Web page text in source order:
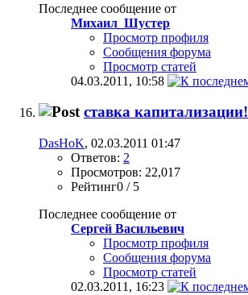
Последнее сообщение от
Михаил_Шустер
Просмотр профиля
Сообщения форума
Просмотр статей
04.03.2011, 10:58
ставка капитализации!
DasHoK, 02.03.2011 01:47
Ответов: 2
Просмотров: 22,017
Рейтинг0 / 5
Последнее сообщение от
Сергей Васильевич
Просмотр профиля
Сообщения форума
Просмотр статей
02.03.2011, 16:23